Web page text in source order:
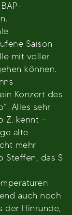
Saison
mit voller
können.
Konzert des
Alles sehr
Z. kennt –
alte
mehr
Steffen, das S
auch noch
der Hinrunde,